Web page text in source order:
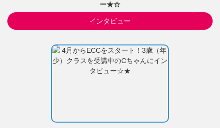
ー★☆
インタビュー